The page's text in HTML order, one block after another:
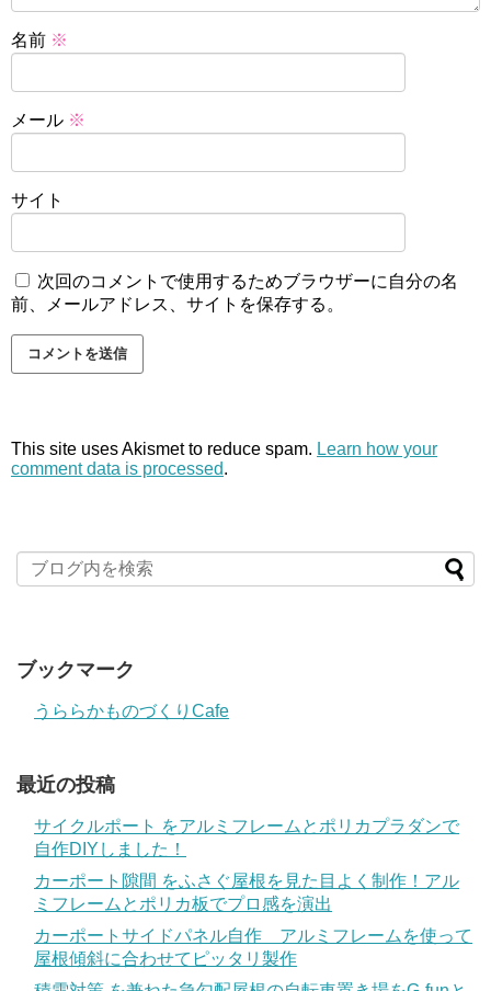
名前 ※
メール ※
サイト
次回のコメントで使用するためブラウザーに自分の名
前、メールアドレス、サイトを保存する。
This site uses Akismet to reduce spam. Learn how your
comment data is processed.
ブックマーク
うららかものづくりCafe
最近の投稿
サイクルポート をアルミフレームとポリカプラダンで
自作DIYしました！
カーポート隙間 をふさぐ屋根を見た目よく制作！アル
ミフレームとポリカ板でプロ感を演出
カーポートサイドパネル自作 アルミフレームを使って
屋根傾斜に合わせてピッタリ製作